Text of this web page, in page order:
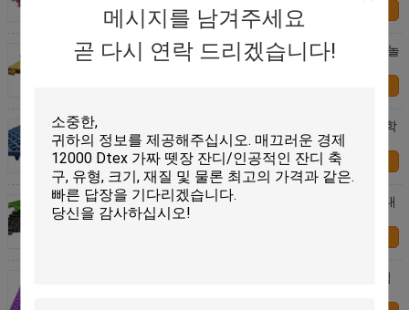
메시지를 남겨주세요
곧 다시 연락 드리겠습니다!
재상할 수 있는 학교 운동장 마루, 안전 실내 연약한 놀
이 마루청을 깔기
반대로 마포 강한 배수장치를 마루청을 까는 - 섬광 학
교 운동장 스포츠 없음
연락처
경기 구역 마루, 아이 친절한 옥외 마루 이상으로 반대
로 부불기
303.8 * 303.8 mm를 마루청을 까는 반대로 미끄러짐